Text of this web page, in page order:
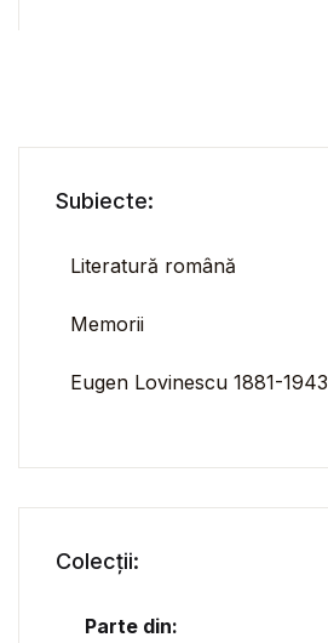
Subiecte:
Literatură română
Memorii
Eugen Lovinescu 1881-1943
Colecții:
Parte din: